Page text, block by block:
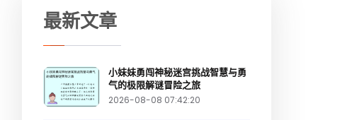
最新文章
小妹妹勇闯神秘迷宫挑战智慧与勇
气的极限解谜冒险之旅
2026-08-08 07:42:20